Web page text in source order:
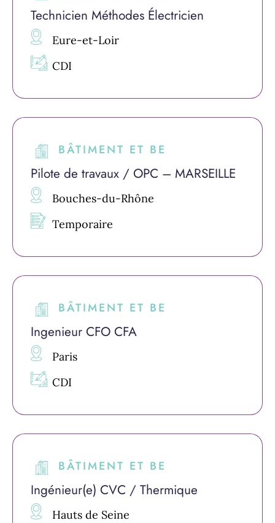
Technicien Méthodes Électricien
Eure-et-Loir
CDI
BÂTIMENT ET BE
Pilote de travaux / OPC – MARSEILLE
Bouches-du-Rhône
Temporaire
BÂTIMENT ET BE
Ingenieur CFO CFA
Paris
CDI
BÂTIMENT ET BE
Ingénieur(e) CVC / Thermique
Hauts de Seine